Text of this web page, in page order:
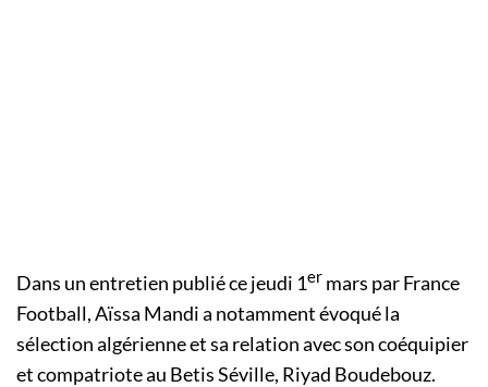
Dans un entretien publié ce jeudi 1er mars par France
Football, Aïssa Mandi a notamment évoqué la
sélection algérienne et sa relation avec son coéquipier
et compatriote au Betis Séville, Riyad Boudebouz.